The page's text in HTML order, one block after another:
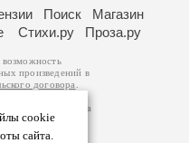
cookie
сайта.
Поиск
Магазин
Стихи.ру Проза.ру
возможность
произведений в
договора
авторам
возможна
вы можете
за